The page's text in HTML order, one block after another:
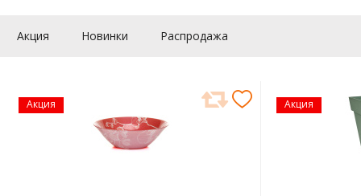
Акция Новинки Распродажа
Акция Акция